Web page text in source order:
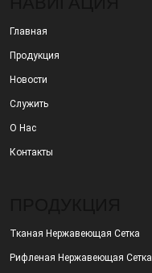
Главная
Продукция
Новости
Служить
О Нас
Контакты
Тканая Нержавеющая Сетка
Рифленая Нержавеющая Сетка